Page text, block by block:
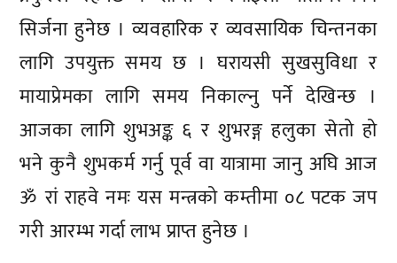
सिर्जना हुनेछ । व्यवहारिक र व्यवसायिक चिन्तनका
लागि उपयुक्त समय छ । घरायसी सुखसुविधा र
मायाप्रेमका लागि समय निकाल्नु पर्ने देखिन्छ ।
आजका लागि शुभअङ्क ६ र शुभरङ्ग हलुका सेतो हो
भने कुनै शुभकर्म गर्नु पूर्व वा यात्रामा जानु अघि आज
ॐ रां राहवे नमः यस मन्त्रको कम्तीमा ०८ पटक जप
गरी आरम्भ गर्दा लाभ प्राप्त हुनेछ ।